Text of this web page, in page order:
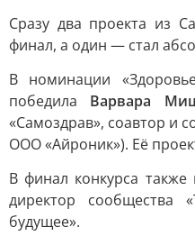
Сразу два проекта из
финал, а один — стал
В номинации
победила Варвара
«Самоздрав», соавтор и
ООО «Айроник»). Её
В финал конкурса
директор сообщества
будущее».